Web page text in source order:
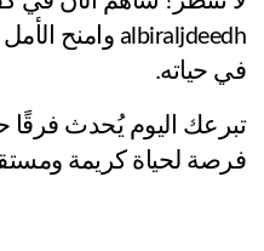
في حياته.
فرصة لحياة كريمة